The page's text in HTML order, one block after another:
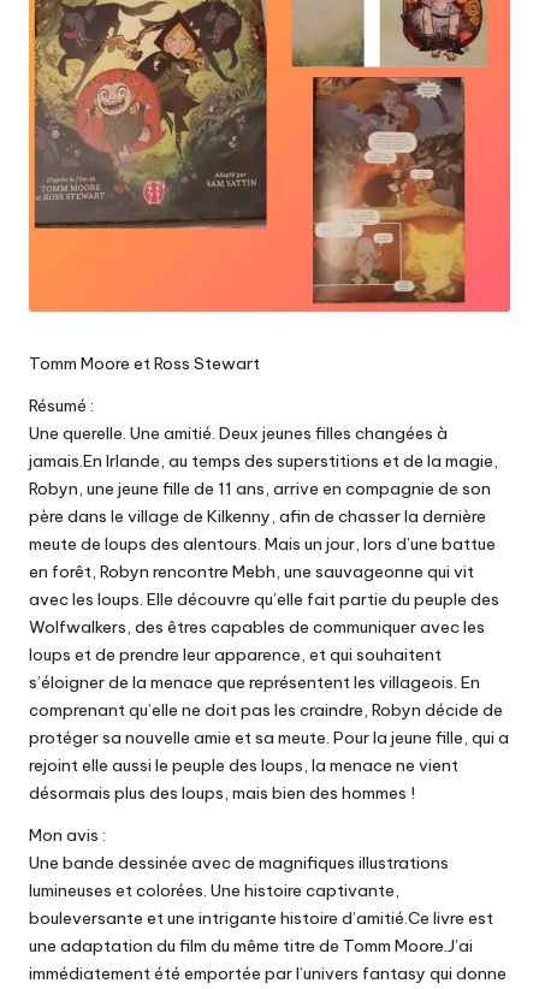
Tomm Moore et Ross Stewart
Résumé :
Une querelle. Une amitié. Deux jeunes filles changées à
jamais.En Irlande, au temps des superstitions et de la magie,
Robyn, une jeune fille de 11 ans, arrive en compagnie de son
père dans le village de Kilkenny, afin de chasser la dernière
meute de loups des alentours. Mais un jour, lors d’une battue
en forêt, Robyn rencontre Mebh, une sauvageonne qui vit
avec les loups. Elle découvre qu’elle fait partie du peuple des
Wolfwalkers, des êtres capables de communiquer avec les
loups et de prendre leur apparence, et qui souhaitent
s’éloigner de la menace que représentent les villageois. En
comprenant qu’elle ne doit pas les craindre, Robyn décide de
protéger sa nouvelle amie et sa meute. Pour la jeune fille, qui a
rejoint elle aussi le peuple des loups, la menace ne vient
désormais plus des loups, mais bien des hommes !
Mon avis :
Une bande dessinée avec de magnifiques illustrations
lumineuses et colorées. Une histoire captivante,
bouleversante et une intrigante histoire d’amitié.Ce livre est
une adaptation du film du même titre de Tomm Moore.J’ai
immédiatement été emportée par l’univers fantasy qui donne